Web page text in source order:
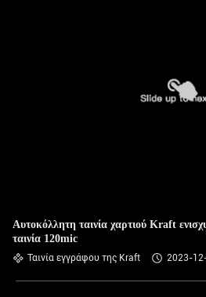
Αυτοκόλλητη ταινία χαρτιού Kraft
ταινία 120mic
Ταινία εγγράφου της Kraft 2023-